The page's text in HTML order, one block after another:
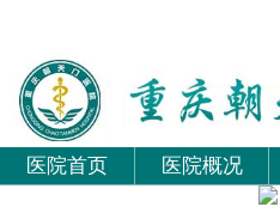
医院首页 医院概况